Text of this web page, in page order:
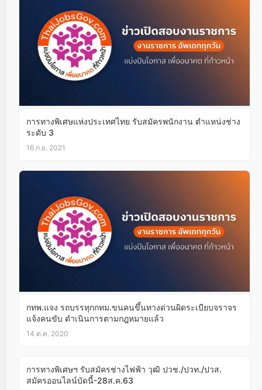
การทางพิเศษแห่งประเทศไทย รับสมัครพนักงาน ตำแหน่งช่าง
ระดับ 3
16 ก.ย. 2021
กทพ.แจง รถบรรทุกกทม.ขนคนขึ้นทางด่วนผิดระเบียบจราจร
แจ้งคนขับ ดำเนินการตามกฎหมายแล้ว
14 ต.ค. 2020
การทางพิเศษฯ รับสมัครช่างไฟฟ้า วุฒิ ปวช./ปวท./ปวส.
สมัครออนไลน์บัดนี้-28ส.ค.63